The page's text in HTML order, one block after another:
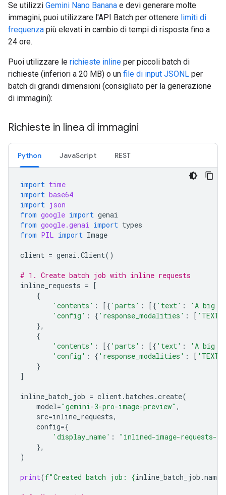
Se utilizzi Gemini Nano Banana e devi generare molte
immagini, puoi utilizzare l'API Batch per ottenere limiti di
frequenza più elevati in cambio di tempi di risposta fino a
24 ore.
Puoi utilizzare le richieste inline per piccoli batch di
richieste (inferiori a 20 MB) o un file di input JSONL per
batch di grandi dimensioni (consigliato per la generazione
di immagini):
Richieste in linea di immagini
Python JavaScript REST
import time
import base64
import json
from google import genai
from google.genai import types
from PIL import Image
client = genai .Client()
# 1. Create batch job with inline requests
inline_requests = [
{
'contents' : [{ 'parts' : [{ 'text' :
'A big
'config' : { 'response_modalities' : [ 'TEXT'
},
{
'contents' : [{ 'parts' : [{ 'text' :
'A big
'config' : { 'response_modalities' : [ 'TEXT'
}
]
inline_batch_job = client.batches .create(
model="gemini-3-pro-image-preview" ,
src=inline_requests,
config={
'display_name' :
"inlined-image-requests-
},
)
print(f"Created batch job: {inline_batch_job .name